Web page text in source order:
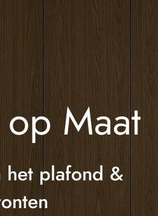
Maat
het plafond &